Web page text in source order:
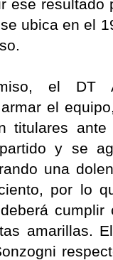
ese
ubica en el
el DT
el
titulares
y se
una
por lo
amarillas.